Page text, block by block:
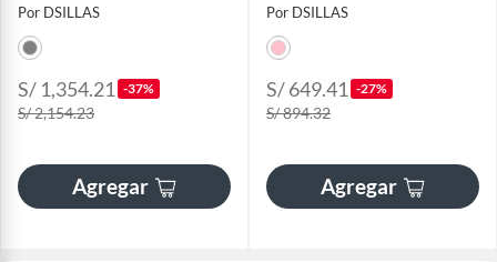
Por DSILLAS
S/ 1,354.21 -37%
S/ 2,154.23
Agregar
Por DSILLAS
S/ 649.41 -27%
S/ 894.32
Agregar